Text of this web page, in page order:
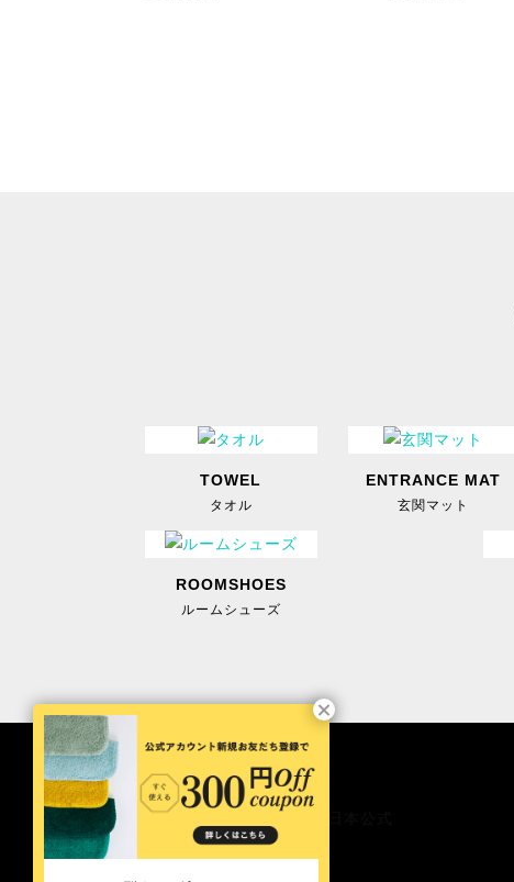
TOWEL
タオル
ENTRANCE MAT
玄関マット
ROOMSHOES
ルームシューズ